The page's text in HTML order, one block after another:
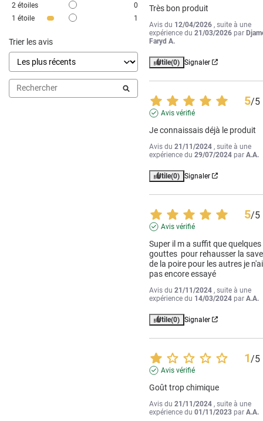
2 étoiles
0
1 étoile 1
Trier les avis
Très bon produit
Avis du 12/04/2026 , suite à une
expérience du21/03/2026 par
Faryd A.
Utile(0) Signaler
5/5
Avis vérifié
Je connaissais déjà le produit
Avis du21/11/2024 , suite à une
expérience du29/07/2024 parA.A.
Utile(0) Signaler
5/5
Avis vérifié
Super il m a suffit que quelques
gouttes  pour rehausser la
de la poire pour les autres je n'ai
pas encore essayé
Avis du21/11/2024 , suite à une
expérience du 14/03/2024 parA.A.
Utile(0) Signaler
1 /5
Avis vérifié
Goût trop chimique
Avis du21/11/2024 , suite à une
expérience du01/11/2023 parA.A.